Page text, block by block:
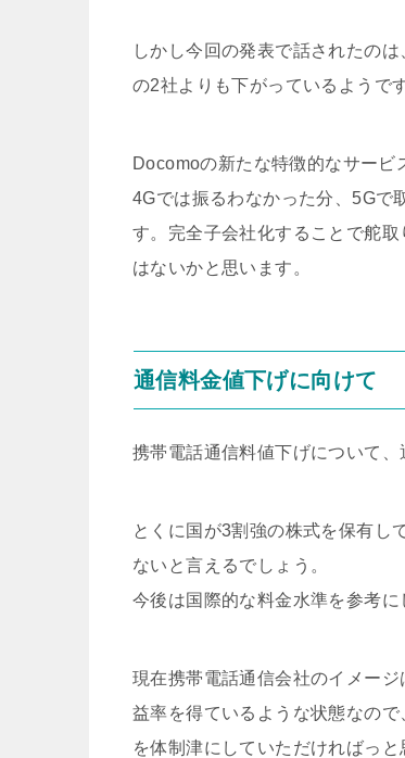
しかし今回の発表で話されたの
の2社よりも下がっているようです
Docomoの新たな特徴的なサービ
4Gでは振るわなかった分、5Gで
す。完全子会社化することで舵
はないかと思います。
通信料金値下げに向けて
携帯電話通信料値下げについて
とくに国が3割強の株式を保有し
ないと言えるでしょう。
今後は国際的な料金水準を参考に
現在携帯電話通信会社のイメー
益率を得ているような状態なの
を体制津にしていただければっと